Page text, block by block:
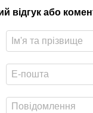
відгук або